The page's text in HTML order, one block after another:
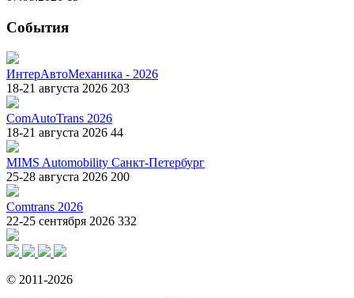
События
ИнтерАвтоМеханика - 2026
18-21 августа 2026 203
ComAutoTrans 2026
18-21 августа 2026 44
MIMS Automobility Санкт-Петербург
25-28 августа 2026 200
Comtrans 2026
22-25 сентября 2026 332
© 2011-2026